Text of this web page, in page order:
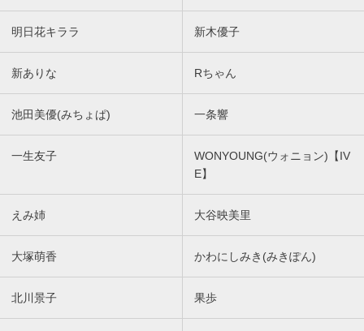
明日花キララ 新木優子
新ありな Rちゃん
池田美優(みちょぱ) 一条響
一生友子
WONYOUNG(ウォニョン)【IV
E】
えみ姉 大谷映美里
大塚萌香 かわにしみき(みきぽん)
北川景子 果歩